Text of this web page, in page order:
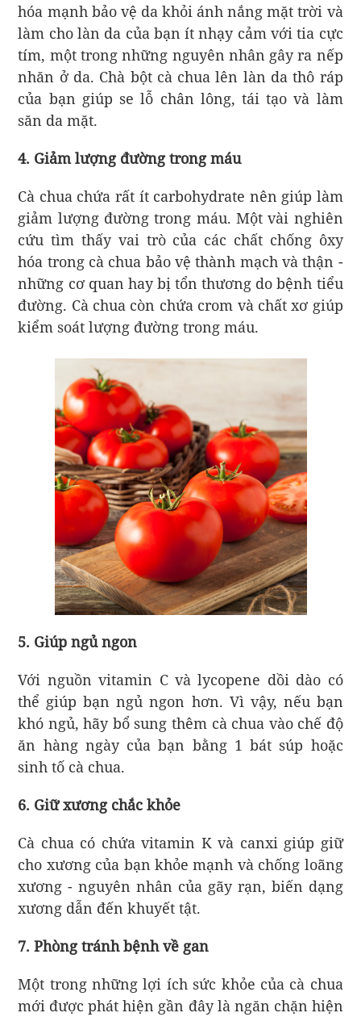
hóa mạnh bảo vệ da khỏi ánh nắng mặt trời và
làm cho làn da của bạn ít nhạy cảm với tia cực
tím, một trong những nguyên nhân gây ra nếp
nhăn ở da. Chà bột cà chua lên làn da thô ráp
của bạn giúp se lỗ chân lông, tái tạo và làm
săn da mặt.
4. Giảm lượng đường trong máu
Cà chua chứa rất ít carbohydrate nên giúp làm
giảm lượng đường trong máu. Một vài nghiên
cứu tìm thấy vai trò của các chất chống ôxy
hóa trong cà chua bảo vệ thành mạch và thận -
những cơ quan hay bị tổn thương do bệnh tiểu
đường. Cà chua còn chứa crom và chất xơ giúp
kiểm soát lượng đường trong máu.
5. Giúp ngủ ngon
Với nguồn vitamin C và lycopene dồi dào có
thể giúp bạn ngủ ngon hơn. Vì vậy, nếu bạn
khó ngủ, hãy bổ sung thêm cà chua vào chế độ
ăn hàng ngày của bạn bằng 1 bát súp hoặc
sinh tố cà chua.
6. Giữ xương chắc khỏe
Cà chua có chứa vitamin K và canxi giúp giữ
cho xương của bạn khỏe mạnh và chống loãng
xương - nguyên nhân của gãy rạn, biến dạng
xương dẫn đến khuyết tật.
7. Phòng tránh bệnh về gan
Một trong những lợi ích sức khỏe của cà chua
mới được phát hiện gần đây là ngăn chặn hiện